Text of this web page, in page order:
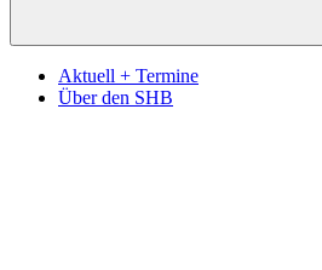
Aktuell + Termine
Über den SHB